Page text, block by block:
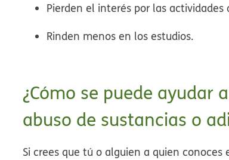
Pierden el interés por las
Rinden menos en los estudios.
¿Cómo se puede ayudar
abuso de sustancias o
Si crees que tú o alguien a quien